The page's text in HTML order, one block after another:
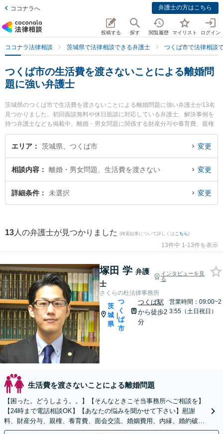
ココナラへ 弁護士の方はこちら
投稿する 探す 閲覧履歴 マイリスト ログイン
ココナラ法律相談 茨城県で法律相談できる弁護士 つくば市で法律相談
つくば市の生活費を渡さないことによる離婚問
題に強い弁護士
茨城県のつくば市で生活費を渡さないことによる離婚問題に強い弁護士が13名
見つかりました。初回面談無料や休日面談に対応している弁護士、解決事例を
持つ弁護士なども掲載中。離婚・男女問題に関係する財産分与や養育費、親権
等の細かな分野での絞り込み検索もでき便利です。特にさくらの杜法律事務所
の塚田 学弁護士やつくば中央法律事務所の堀越 智也弁護士、関根国際法律事務
所の関根 光一弁護士のプロフィール情報や弁護士費用、強みなどが注目されて
問題のトラブルを今すぐに弁護士に相談したい』『生活費を渡さないことによ
る離婚問題のトラブル解決の実績豊富な近くの弁護士を検索したい』『初回相
談無料で生活費を渡さないことによる離婚問題を法律相談できるつくば市内の
エリア 茨城県、つくば市 変更
相談内容 離婚・男女問題、生活費を渡さない 変更
詳細条件 未選択 変更
13 人の弁護士が見つかりました (検索結果について詳しくは こちら)
13件中 1-13件を表示
塚田 学 弁護
士
インタビューを見
る
さくらの杜法律事務所
茨
城
県
|
つ
く
ば
市
つくば駅
から徒歩2
分
営業時間：09:00~2
3:55（土日祝日）
生活費を渡さないことによる離婚問題
【困った。どうしよう。。】【そんなときこそ当事務所へご相談を】
【24時まで電話相談OK】【あなたの悩みを聞かせて下さい】慰謝
料、財産分与、親権、養育費、面会交流、婚姻費用、内縁、婚約破
棄、認知など解決実績多数。最善の解決を目指します。